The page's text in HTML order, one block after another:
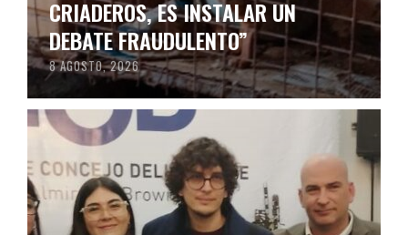
CRIADEROS, ES INSTALAR UN
DEBATE FRAUDULENTO”
8 AGOSTO, 2026